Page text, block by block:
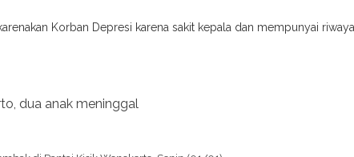
Korban Depresi karena sakit kepala dan mempunyai
dua anak meninggal